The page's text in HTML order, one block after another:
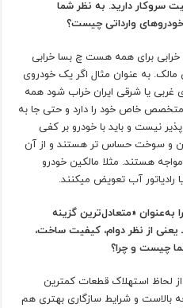
سروکار دارید. به نظر شما
خودروهای وارداتی چیست؟
خرابی برای همه هست چ بسا خرابی
مالک. به عنوان مثال اگر یک خودروی
های غربی یا شرقی ایران خراب شود همه
متخصص خاص خود را دارد و حتی جا به
نیست و باید با خودرو بر کفی
و سوخت حساس تر هستند و از آن
هستند. مثلا مالکین خودرو
به‌عنوان «متعادل‌ترین گزینه
یعنی از نظر دوام، کیفیت ساخت،
چیست و چرا؟
از لحاظ استهلاک قطعات کمترین
و شرایط سازگاری بهتری هم